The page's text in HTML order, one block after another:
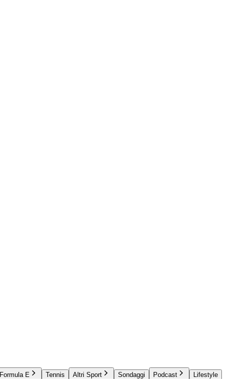
Formula E Tennis Altri Sport Sondaggi Podcast
Lifestyle